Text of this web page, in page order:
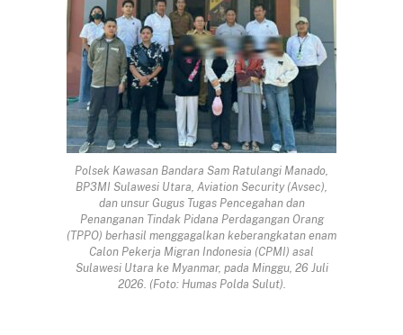
Polsek Kawasan Bandara Sam Ratulangi Manado,
BP3MI Sulawesi Utara, Aviation Security (Avsec),
dan unsur Gugus Tugas Pencegahan dan
Penanganan Tindak Pidana Perdagangan Orang
(TPPO) berhasil menggagalkan keberangkatan enam
Calon Pekerja Migran Indonesia (CPMI) asal
Sulawesi Utara ke Myanmar, pada Minggu, 26 Juli
2026. (Foto: Humas Polda Sulut).